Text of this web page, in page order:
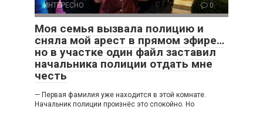
ИНТЕРЕСНО 0
Моя семья вызвала полицию и
сняла мой арест в прямом эфире…
но в участке один файл заставил
начальника полиции отдать мне
честь
— Первая фамилия уже находится в этой комнате.
Начальник полиции произнёс это спокойно. Но